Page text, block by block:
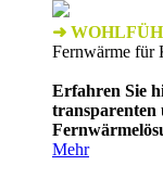
➜
Fernwärme für
Erfahren Sie
transparenten
Mehr